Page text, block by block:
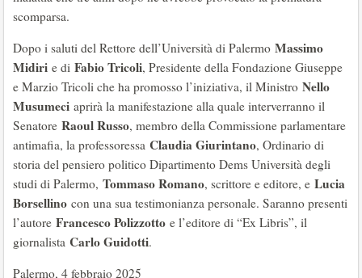
scomparsa.
Dopo i saluti del Rettore dell’Università di Palermo Massimo
Midiri e di Fabio Tricoli, Presidente della Fondazione Giuseppe
e Marzio Tricoli che ha promosso l’iniziativa, il Ministro Nello
Musumeci aprirà la manifestazione alla quale interverranno il
Senatore Raoul Russo, membro della Commissione parlamentare
antimafia, la professoressa Claudia Giurintano, Ordinario di
storia del pensiero politico Dipartimento Dems Università degli
studi di Palermo, Tommaso Romano, scrittore e editore, e Lucia
Borsellino con una sua testimonianza personale. Saranno presenti
l’autore Francesco Polizzotto e l’editore di “Ex Libris”, il
giornalista Carlo Guidotti.
Palermo, 4 febbraio 2025